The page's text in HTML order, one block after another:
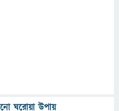
ঘরোয়া উপায়